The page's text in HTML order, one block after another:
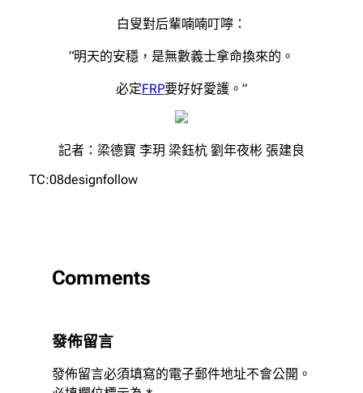
白叟對后輩喃喃叮嚀：
“明天的安穩，是無數義士拿命換來的。
必定FRP要好好愛護。”
記者：梁德寶 李玥 梁鈺杭 劉年夜彬 張建良
TC:08designfollow
Comments
發佈留言
發佈留言必須填寫的電子郵件地址不會公開。